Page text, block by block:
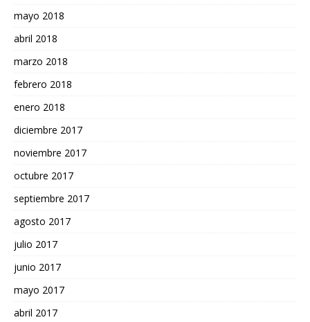
mayo 2018
abril 2018
marzo 2018
febrero 2018
enero 2018
diciembre 2017
noviembre 2017
octubre 2017
septiembre 2017
agosto 2017
julio 2017
junio 2017
mayo 2017
abril 2017